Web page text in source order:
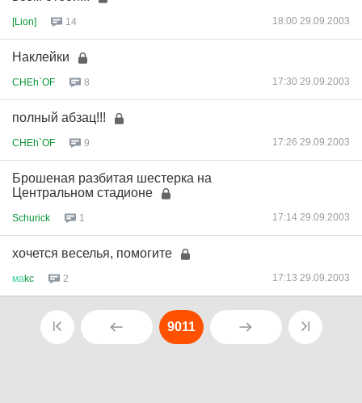
[Lion] 14 18:00 29.09.2003
Наклейки
CHEh`OF 8 17:30 29.09.2003
полный абзац!!!
CHEh`OF 9 17:26 29.09.2003
Брошеная разбитая шестерка на
Центральном стадионе
Schurick 1 17:14 29.09.2003
хочется веселья, помогите
маkc 2 17:13 29.09.2003
9011